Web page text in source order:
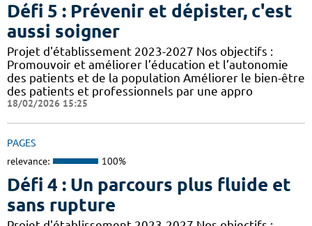
Défi 5 : Prévenir et dépister, c'est
aussi soigner
Projet d'établissement 2023-2027 Nos objectifs :
Promouvoir et améliorer l’éducation et l’autonomie
des patients et de la population Améliorer le bien-être
des patients et professionnels par une appro
18/02/2026 15:25
PAGES
relevance: 100%
Défi 4 : Un parcours plus fluide et
sans rupture